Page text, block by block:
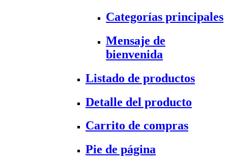
Categorías principales
Mensaje de
bienvenida
Listado de productos
Detalle del producto
Carrito de compras
Pie de página